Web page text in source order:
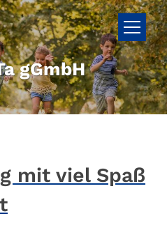
gGmbH
mit viel Spaß